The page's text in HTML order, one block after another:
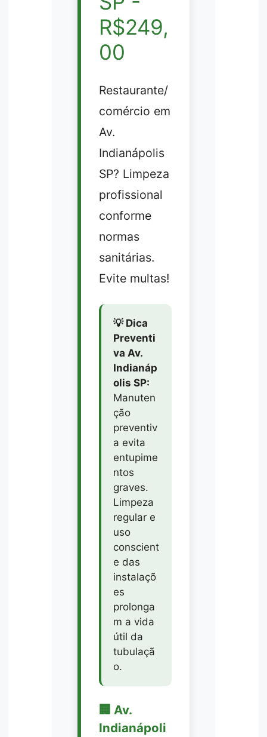
R$249,
00
Restaurante/
comércio em
Av.
Indianápolis
SP? Limpeza
profissional
conforme
normas
sanitárias.
Evite multas!
💡 Dica
Preventi
va Av.
Indianáp
olis SP:
Manuten
ção
preventiv
a evita
entupime
ntos
graves.
Limpeza
regular e
uso
conscient
e das
instalaçõ
es
prolonga
m a vida
útil da
tubulaçã
o.
🏢 Av.
Indianápoli